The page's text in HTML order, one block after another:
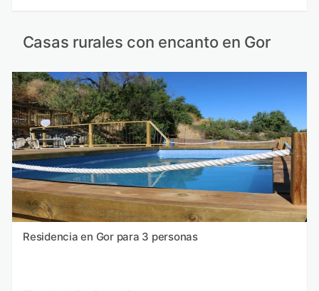
Casas rurales con encanto en Gor
Residencia en Gor para 3 personas